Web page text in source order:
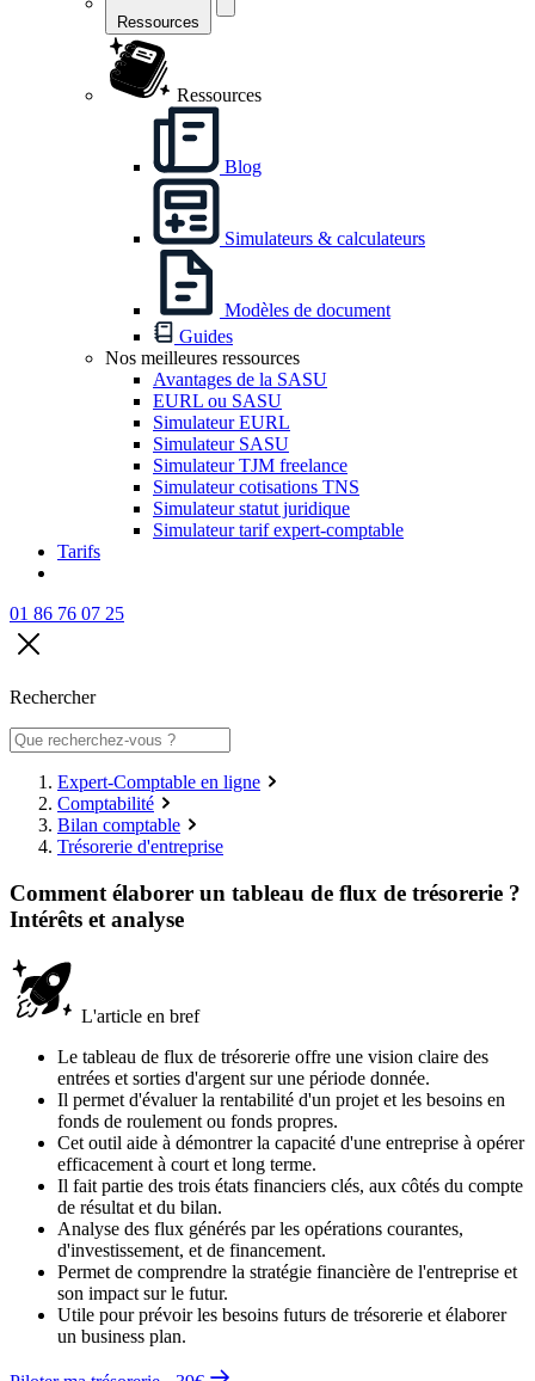
Ressources
Ressources
Blog
Simulateurs & calculateurs
Modèles de document
Guides
Nos meilleures ressources
Avantages de la SASU
EURL ou SASU
Simulateur EURL
Simulateur SASU
Simulateur TJM freelance
Simulateur cotisations TNS
Simulateur statut juridique
Simulateur tarif expert-comptable
Tarifs
01 86 76 07 25
Rechercher
Expert-Comptable en ligne
Comptabilité
Bilan comptable
Trésorerie d'entreprise
Comment élaborer un tableau de flux de trésorerie ?
Intérêts et analyse
L'article en bref
Le tableau de flux de trésorerie offre une vision claire des
entrées et sorties d'argent sur une période donnée.
Il permet d'évaluer la rentabilité d'un projet et les besoins en
fonds de roulement ou fonds propres.
Cet outil aide à démontrer la capacité d'une entreprise à opérer
efficacement à court et long terme.
Il fait partie des trois états financiers clés, aux côtés du compte
de résultat et du bilan.
Analyse des flux générés par les opérations courantes,
d'investissement, et de financement.
Permet de comprendre la stratégie financière de l'entreprise et
son impact sur le futur.
Utile pour prévoir les besoins futurs de trésorerie et élaborer
un business plan.